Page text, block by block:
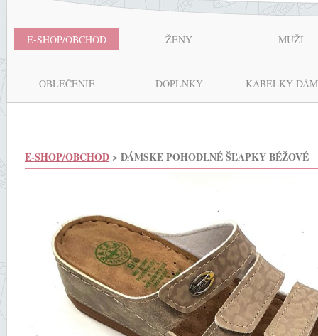
E-SHOP/OBCHOD ŽENY MUŽI
OBLEČENIE DOPLNKY KABELKY
E-SHOP/OBCHOD > DÁMSKE POHODLNÉ ŠĽAPKY BÉŽOVÉ